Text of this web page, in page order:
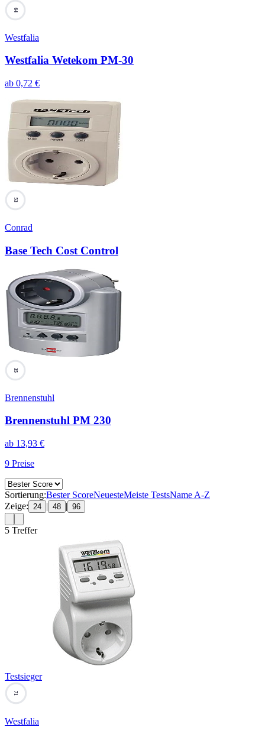
64
Westfalia
Westfalia Wetekom PM-30
ab 0,72 €
53
Conrad
Base Tech Cost Control
35
Brennenstuhl
Brennenstuhl PM 230
ab 13,93 €
9 Preise
Sortierung:Bester ScoreNeuesteMeiste TestsName A-Z
Zeige: 24 | 48 | 96
5 Treffer
Testsieger
71
Westfalia